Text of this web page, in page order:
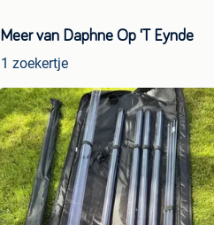
Meer van Daphne Op 'T Eynde
1 zoekertje